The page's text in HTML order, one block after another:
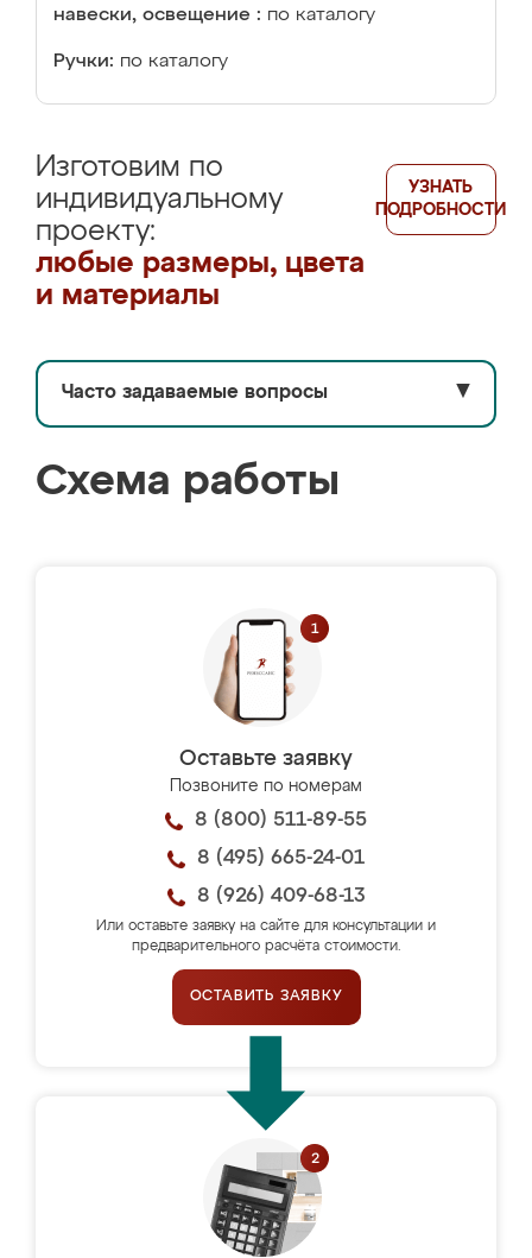
навески, освещение : по каталогу
Ручки: по каталогу
Изготовим по
индивидуальному
проекту:
любые размеры, цвета
и материалы
УЗНАТЬ
ПОДРОБНОСТИ
Часто задаваемые вопросы ▼
Схема работы
Оставьте заявку
Позвоните по номерам
8 (800) 511-89-55
8 (495) 665-24-01
8 (926) 409-68-13
Или оставьте заявку на сайте для консультации и
предварительного расчёта стоимости.
ОСТАВИТЬ ЗАЯВКУ